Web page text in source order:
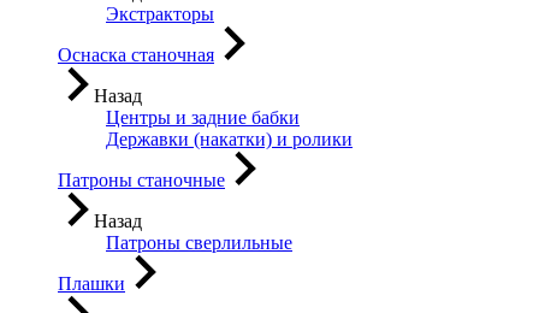
Экстракторы
Оснаска станочная
Назад
Центры и задние бабки
Державки (накатки) и ролики
Патроны станочные
Назад
Патроны сверлильные
Плашки